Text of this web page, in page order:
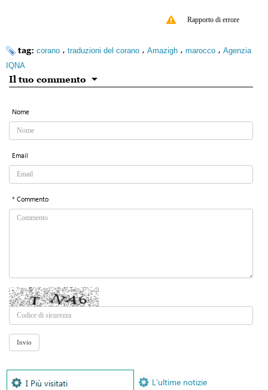
Rapporto di errore
tag: corano ، traduzioni del corano ، Amazigh ، marocco ، Agenzia
IQNA
Il tuo commento
Nome
Email
* Commento
I Più visitati L’ultime notizie